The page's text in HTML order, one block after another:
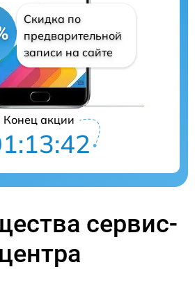
Скидка по
предварительной
записи на сайте
Конец акции
сервис-
центра